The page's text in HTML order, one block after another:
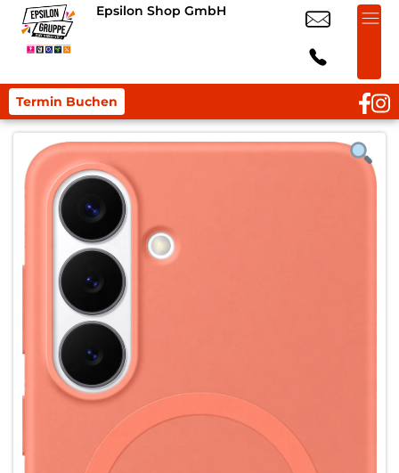
Epsilon Shop GmbH
Termin Buchen